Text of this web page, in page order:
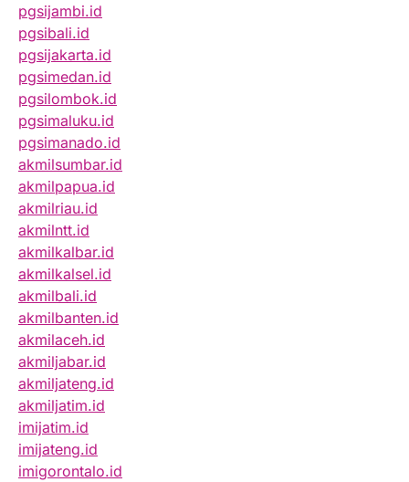
pgsijambi.id
pgsibali.id
pgsijakarta.id
pgsimedan.id
pgsilombok.id
pgsimaluku.id
pgsimanado.id
akmilsumbar.id
akmilpapua.id
akmilriau.id
akmilntt.id
akmilkalbar.id
akmilkalsel.id
akmilbali.id
akmilbanten.id
akmilaceh.id
akmiljabar.id
akmiljateng.id
akmiljatim.id
imijatim.id
imijateng.id
imigorontalo.id